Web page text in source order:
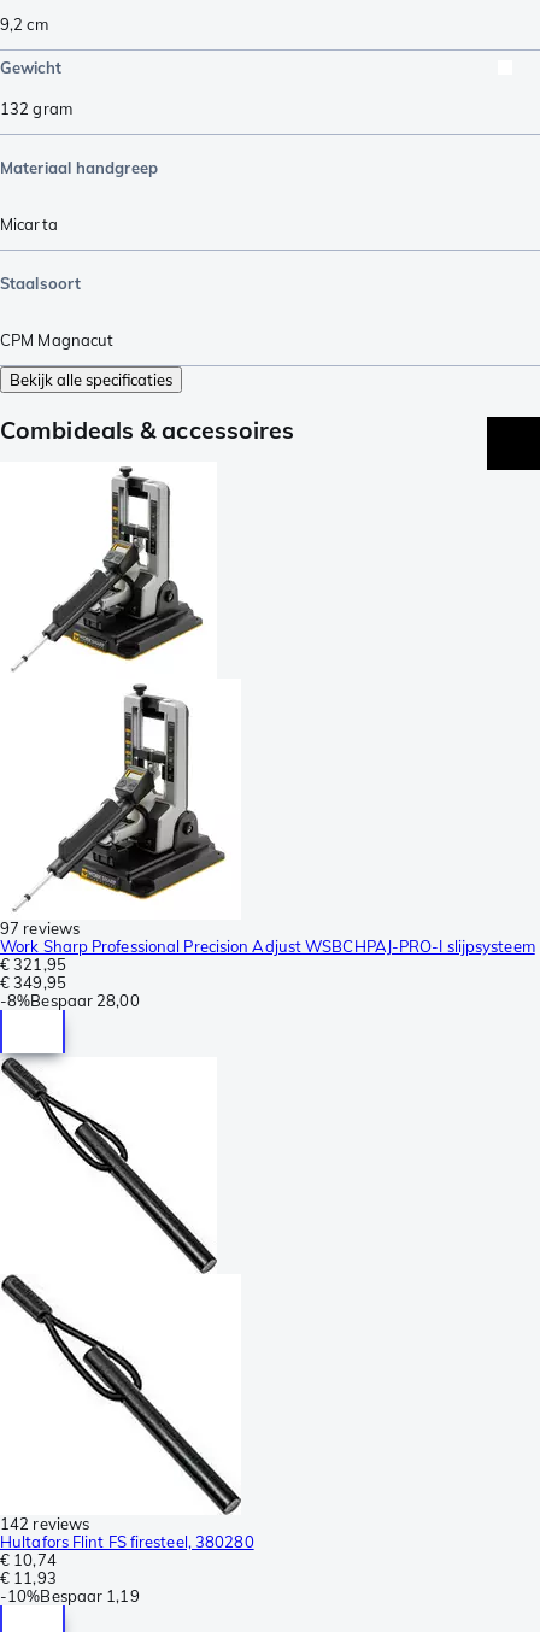
9,2 cm
Gewicht
132 gram
Materiaal handgreep
Micarta
Staalsoort
CPM Magnacut
Bekijk alle specificaties
Combideals & accessoires
97 reviews
Work Sharp Professional Precision Adjust WSBCHPAJ-PRO-I slijpsysteem
€ 321,95
€ 349,95
-8%Bespaar 28,00
142 reviews
Hultafors Flint FS firesteel, 380280
€ 10,74
€ 11,93
-10%Bespaar 1,19